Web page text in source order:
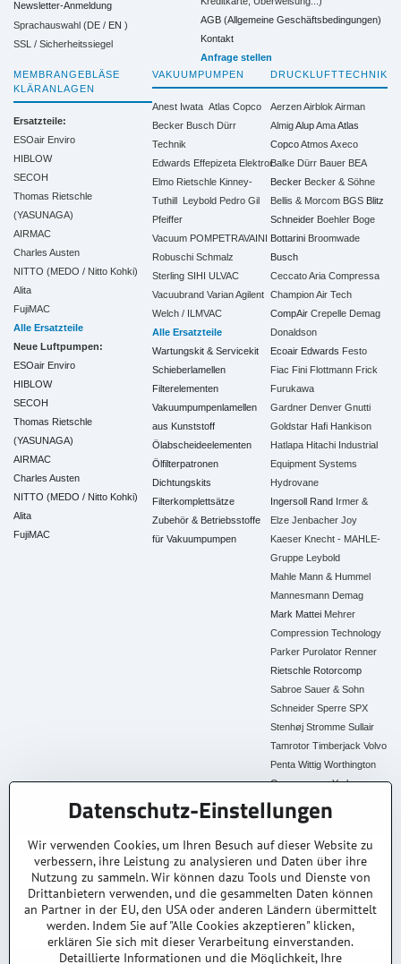
Newsletter-Anmeldung
Sprachauswahl (DE / EN )
SSL / Sicherheitssiegel
AGB (Allgemeine Geschäftsbedingungen)
Kontakt
Anfrage stellen
MEMBRANGEBLÄSE
KLÄRANLAGEN
Ersatzteile:
ESOair Enviro
HIBLOW
SECOH
Thomas Rietschle
(YASUNAGA)
AIRMAC
Charles Austen
NITTO (MEDO / Nitto Kohki)
Alita
FujiMAC
Alle Ersatzteile
Neue Luftpumpen:
ESOair Enviro
HIBLOW
SECOH
Thomas Rietschle
(YASUNAGA)
AIRMAC
Charles Austen
NITTO (MEDO / Nitto Kohki)
Alita
FujiMAC
VAKUUMPUMPEN
Anest Iwata Atlas Copco
Becker Busch Dürr
Technik
Edwards Effepizeta Elektror
Elmo Rietschle Kinney-
Tuthill Leybold Pedro Gil
Pfeiffer
Vacuum POMPETRAVAINI
Robuschi Schmalz
Sterling SIHI ULVAC
Vacuubrand Varian Agilent
Welch / ILMVAC
Alle Ersatzteile
Wartungskit & Servicekit
Schieberlamellen
Filterelementen
Vakuumpumpenlamellen
aus Kunststoff
Ölabscheideelementen
Ölfilterpatronen
Dichtungskits
Filterkomplettsätze
Zubehör & Betriebsstoffe
für Vakuumpumpen
DRUCKLUFTTECHNIK
AerzenAirblok Airman
Almig Alup Ama Atlas
Copco Atmos Axeco
Balke Dürr Bauer BEA
Becker Becker & Söhne
Bellis & Morcom BGS Blitz
Schneider Boehler Boge
Bottarini Broomwade
Busch
Ceccato Aria Compressa
Champion Air Tech
CompAir Crepelle Demag
Donaldson
Ecoair Edwards Festo
Fiac Fini Flottmann Frick
Furukawa
Gardner Denver Gnutti
Goldstar Hafi Hankison
Hatlapa Hitachi Industrial
Equipment Systems
Hydrovane
Ingersoll Rand Irmer &
Elze Jenbacher Joy
Kaeser Knecht - MAHLE-
Gruppe Leybold
Mahle Mann & Hummel
Mannesmann Demag
Mark Mattei Mehrer
Compression Technology
Parker Purolator Renner
Rietschle Rotorcomp
Sabroe Sauer & Sohn
Schneider Sperre SPX
Stenhøj Stromme Sullair
Tamrotor Timberjack Volvo
Penta Wittig Worthington
Creyssensac York
Alle Ersatzteile
30+ Jahre Erfahrung
Branchenexperten
Lagerware
Schneller Versand AT &
DE
Original & Kompatibel
Ersatzteile aller Marken
Faire Preise
Top Preis-Leistung
Fachberatung
Persönlich & kompetent
Datenschutz-Einstellungen
Wir verwenden Cookies, um Ihren Besuch auf dieser Website zu
verbessern, ihre Leistung zu analysieren und Daten über ihre
Nutzung zu sammeln. Wir können dazu Tools und Dienste von
Drittanbietern verwenden, und die gesammelten Daten können
an Partner in der EU, den USA oder anderen Ländern übermittelt
werden. Indem Sie auf "Alle Cookies akzeptieren" klicken,
erklären Sie sich mit dieser Verarbeitung einverstanden.
Detaillierte Informationen und die Möglichkeit, Ihre